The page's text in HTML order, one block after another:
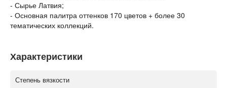
- Сырье Латвия;
- Основная палитра оттенков 170 цветов + более 30
тематических коллекций.
Характеристики
Степень вязкости